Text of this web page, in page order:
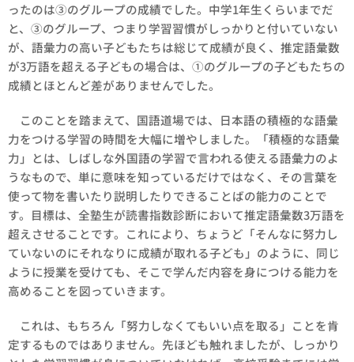
ったのは③のグループの成績でした。中学1年生くらいまでだ
と、③のグループ、つまり学習習慣がしっかりと付いていない
が、語彙力の高い子どもたちは総じて成績が良く、推定語彙数
が3万語を超える子どもの場合は、①のグループの子どもたちの
成績とほとんど差がありませんでした。
このことを踏まえて、国語道場では、日本語の積極的な語彙
力をつける学習の時間を大幅に増やしました。「積極的な語彙
力」とは、しばしな外国語の学習で言われる使える語彙力のよ
うなもので、単に意味を知っているだけではなく、その言葉を
使って物を書いたり説明したりできることばの能力のことで
す。目標は、全塾生が読書指数診断において推定語彙数3万語を
超えさせることです。これにより、ちょうど「そんなに努力し
ていないのにそれなりに成績が取れる子ども」のように、同じ
ように授業を受けても、そこで学んだ内容を身につける能力を
高めることを図っていきます。
これは、もちろん「努力しなくてもいい点を取る」ことを肯
定するものではありません。先ほども触れましたが、しっかり